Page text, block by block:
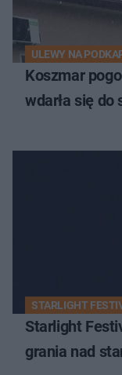
ULEWY NA
Koszmar
wdarła się
STARLIGHT
Starlight
grania nad